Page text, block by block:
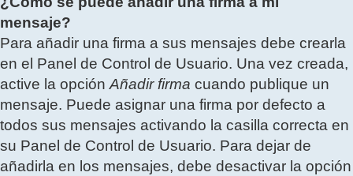
mensaje?
Para añadir una firma a sus mensajes debe crearla
en el Panel de Control de Usuario. Una vez creada,
active la opción Añadir firma cuando publique un
mensaje. Puede asignar una firma por defecto a
todos sus mensajes activando la casilla correcta en
su Panel de Control de Usuario. Para dejar de
añadirla en los mensajes, debe desactivar la opción